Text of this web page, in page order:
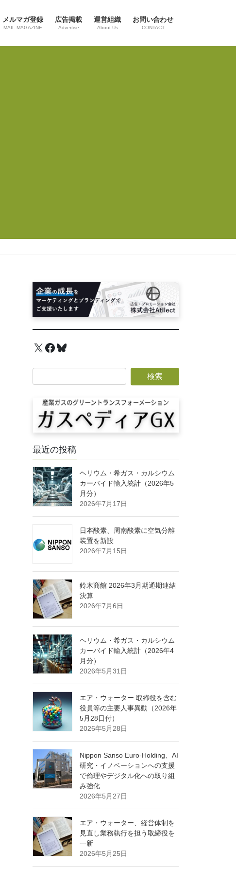
メルマガ登録
MAIL MAGAZINE
広告掲載
Advertise
運営組織
About Us
お問い合わせ
CONTACT
X Facebook
Bluesky
最近の投稿
ヘリウム・希ガス・カルシウム
カーバイド輸入統計（2026年5
月分）
2026年7月17日
日本酸素、周南酸素に空気分離
装置を新設
2026年7月15日
鈴木商館 2026年3月期通期連結
決算
2026年7月6日
ヘリウム・希ガス・カルシウム
カーバイド輸入統計（2026年4
月分）
2026年5月31日
エア・ウォーター 取締役を含む
役員等の主要人事異動（2026年
5月28日付）
2026年5月28日
Nippon Sanso Euro-Holding、AI
研究・イノベーションへの支援
で倫理やデジタル化への取り組
み強化
2026年5月27日
エア・ウォーター、経営体制を
見直し業務執行を担う取締役を
一新
2026年5月25日